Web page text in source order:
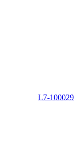
L7-100029